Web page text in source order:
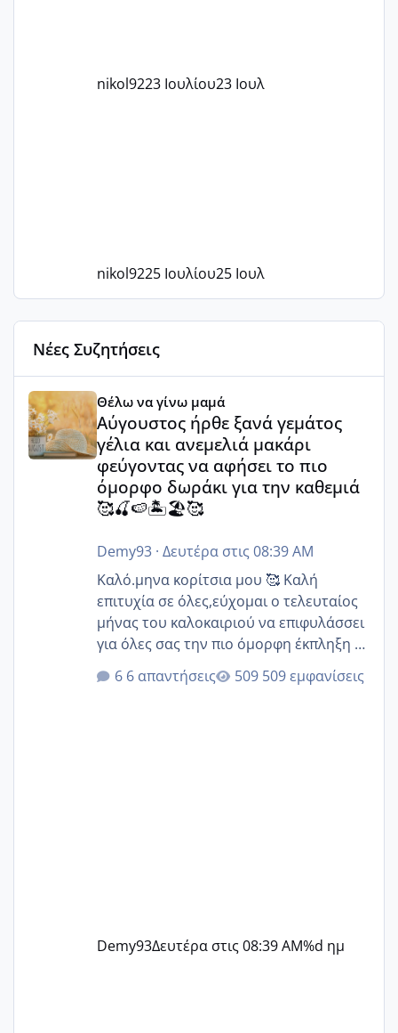
nikol9223 Ιουλίου23 Ιουλ
nikol9225 Ιουλίου25 Ιουλ
Νέες Συζητήσεις
Αύγουστος ήρθε ξανά γεμάτος γέλια και ανεμελιά
Θέλω να γίνω μαμά
Αύγουστος ήρθε ξανά γεμάτος
γέλια και ανεμελιά μακάρι
φεύγοντας να αφήσει το πιο
όμορφο δωράκι για την καθεμιά
🥰🍒🍉🏝️🏖️🥰
Demy93· Δευτέρα στις 08:39 AM
Καλό.μηνα κορίτσια μου 🥰 Καλή
επιτυχία σε όλες,εύχομαι ο τελευταίος
μήνας του καλοκαιριού να επιφυλάσσει
για όλες σας την πιο όμορφη έκπληξη 🧿
@Elk @Melikara86 @Παρασκευαιδου
@Zenia z @melitiniღ @Christi.D.
6 απαντήσεις 509 εμφανίσεις
Demy93Δευτέρα στις 08:39 AM%d ημ